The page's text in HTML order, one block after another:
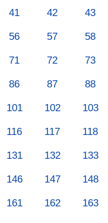
41 42 43
56 57 58
71 72 73
86 87 88
101 102 103
116 117 118
131 132 133
146 147 148
161 162 163